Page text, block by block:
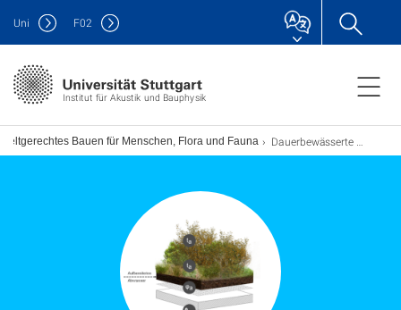
Institut für Akustik und Bauphysik
Uni F02
Bauen für Menschen, Flora und Fauna Dauerbewässerte Gründächer - Nutzung der Ressource Abwasser